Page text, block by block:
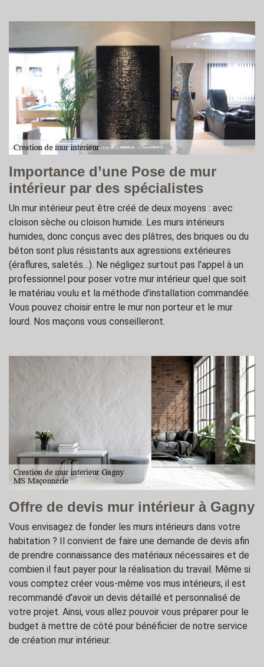
Importance d’une Pose de mur
intérieur par des spécialistes
Un mur intérieur peut être créé de deux moyens : avec
cloison sèche ou cloison humide. Les murs intérieurs
humides, donc conçus avec des plâtres, des briques ou du
béton sont plus résistants aux agressions extérieures
(éraflures, saletés…). Ne négligez surtout pas l’appel à un
professionnel pour poser votre mur intérieur quel que soit
le matériau voulu et la méthode d’installation commandée.
Vous pouvez choisir entre le mur non porteur et le mur
lourd. Nos maçons vous conseilleront.
Offre de devis mur intérieur à Gagny
Vous envisagez de fonder les murs intérieurs dans votre
habitation ? Il convient de faire une demande de devis afin
de prendre connaissance des matériaux nécessaires et de
combien il faut payer pour la réalisation du travail. Même si
vous comptez créer vous-même vos mus intérieurs, il est
recommandé d’avoir un devis détaillé et personnalisé de
votre projet. Ainsi, vous allez pouvoir vous préparer pour le
budget à mettre de côté pour bénéficier de notre service
de création mur intérieur.